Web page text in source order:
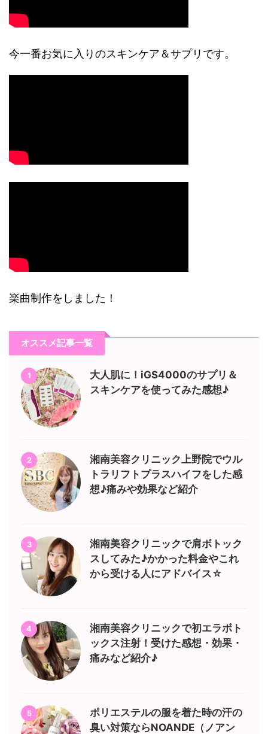
今一番お気に入りのスキンケア＆サプリです。
楽曲制作をしました！
オススメ記事一覧
1
大人肌に！iGS4000のサプリ＆
スキンケアを使ってみた感想♪
2
湘南美容クリニック上野院でウル
トラリフトプラスハイフをした感
想♪痛みや効果など紹介
3
湘南美容クリニックで肩ボトック
スしてみた♪かかった料金やこれ
から受ける人にアドバイス☆
4
湘南美容クリニックで初エラボト
ックス注射！受けた感想・効果・
痛みなど紹介♪
5
ポリエステルの服を着た時の汗の
臭い対策ならNOANDE（ノアン